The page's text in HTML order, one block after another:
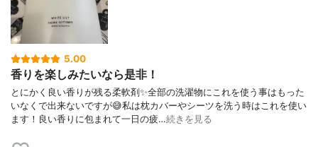
5.00
香りを楽しみたいなら是非！
とにかく良い香りが残る柔軟剤✨全部の洗濯物にこれを使う事はもった
いなくで出来ないですが😅私は枕カバーやシーツを洗う時はこれを使い
ます！良い香りに包まれて一日の疲…続きを見る